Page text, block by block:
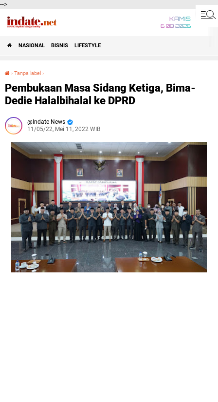
-->
KAMIS
6 08 2026
NASIONAL BISNIS LIFESTYLE
› Tanpa label ›
Pembukaan Masa Sidang Ketiga, Bima-
Dedie Halalbihalal ke DPRD
Indate News
11/05/22, Mei 11, 2022 WIB